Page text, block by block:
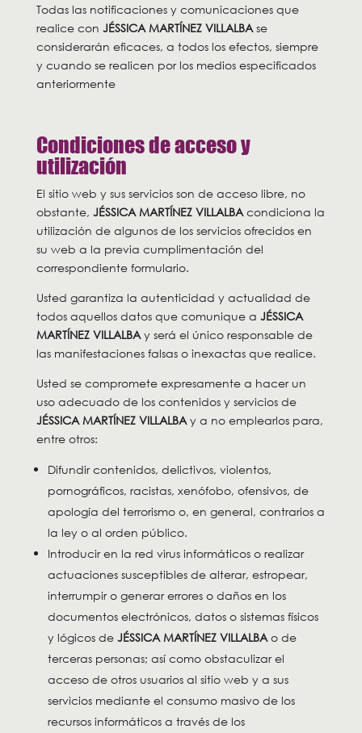
Todas las notificaciones y comunicaciones que
realice con JÉSSICA MARTÍNEZ VILLALBAse
considerarán eficaces, a todos los efectos, siempre
y cuando se realicen por los medios especificados
anteriormente
Condiciones de acceso y
utilización
El sitio web y sus servicios son de acceso libre, no
obstante, JÉSSICA MARTÍNEZ VILLALBAcondiciona la
utilización de algunos de los servicios ofrecidos en
su web a la previa cumplimentación del
correspondiente formulario.
Usted garantiza la autenticidad y actualidad de
todos aquellos datos que comunique a JÉSSICA
MARTÍNEZ VILLALBAy será el único responsable de
las manifestaciones falsas o inexactas que realice.
Usted se compromete expresamente a hacer un
uso adecuado de los contenidos y servicios de
JÉSSICA MARTÍNEZ VILLALBAy a no emplearlos para,
entre otros:
Difundir contenidos, delictivos, violentos,
pornográficos, racistas, xenófobo, ofensivos, de
apología del terrorismo o, en general, contrarios a
la ley o al orden público.
Introducir en la red virus informáticos o realizar
actuaciones susceptibles de alterar, estropear,
interrumpir o generar errores o daños en los
documentos electrónicos, datos o sistemas físicos
y lógicos de JÉSSICA MARTÍNEZ VILLALBAo de
terceras personas; así como obstaculizar el
acceso de otros usuarios al sitio web y a sus
servicios mediante el consumo masivo de los
recursos informáticos a través de los